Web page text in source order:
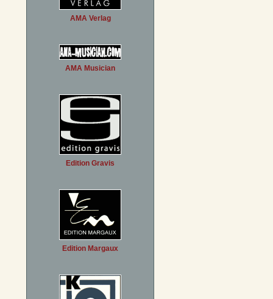
AMA Verlag
AMA Musician
Edition Gravis
Edition Margaux